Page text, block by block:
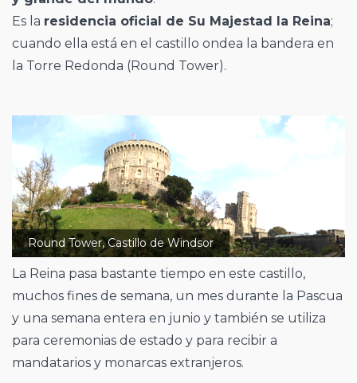
Es la residencia oficial de Su Majestad la Reina;
cuando ella está en el castillo ondea la bandera en
la Torre Redonda (Round Tower).
Round Tower, Castillo de Windsor
La Reina pasa bastante tiempo en este castillo,
muchos fines de semana, un mes durante la Pascua
y una semana entera en junio y también se utiliza
para ceremonias de estado y para recibir a
mandatarios y monarcas extranjeros.